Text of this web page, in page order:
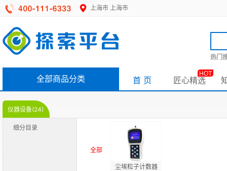
上海市 上海市
热门
全部商品分类 首 页 匠心精选
HOT
仪器设备(24)
细分目录
全部
尘埃粒子计数器